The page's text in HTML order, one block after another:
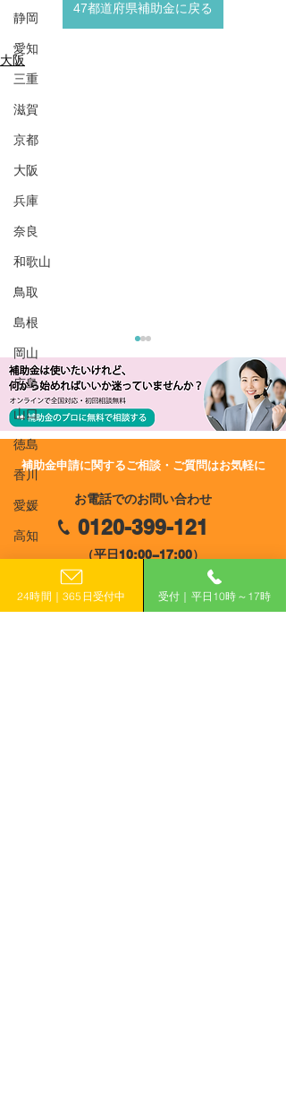
静岡
愛知
三重
滋賀
京都
大阪
兵庫
奈良
和歌山
鳥取
島根
岡山
広島
山口
徳島
香川
愛媛
高知
佐賀
47都道府県補助金に戻る
大阪
市】創業支援型事業所賃
借料補助金≪第1回≫
​補助金申請に関するご相談・ご質問はお気軽に
お電話でのお問い合わせ
0120-399-121
（平日10:00−17:00）
​フォームで申し込み
24時間｜365日受付中 受付｜平日10時～17時